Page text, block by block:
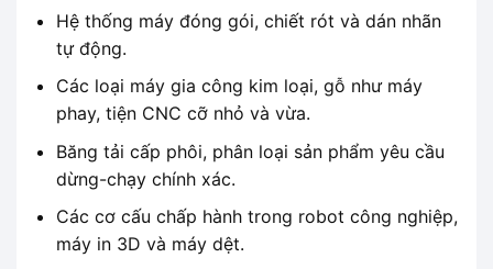
Hệ thống máy đóng gói, chiết rót và dán nhãn
tự động.
Các loại máy gia công kim loại, gỗ như máy
phay, tiện CNC cỡ nhỏ và vừa.
Băng tải cấp phôi, phân loại sản phẩm yêu cầu
dừng-chạy chính xác.
Các cơ cấu chấp hành trong robot công nghiệp,
máy in 3D và máy dệt.